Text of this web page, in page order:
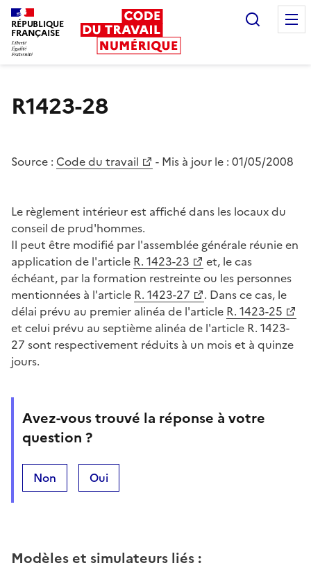
RÉPUBLIQUE
FRANÇAISE
R1423-28
Source : Code du travail - Mis à jour le : 01/05/2008
Le règlement intérieur est affiché dans les locaux du
conseil de prud'hommes.
Il peut être modifié par l'assemblée générale réunie en
application de l'article R. 1423-23
et, le cas
échéant, par la formation restreinte ou les personnes
mentionnées à l'article R. 1423-27
. Dans ce cas, le
délai prévu au premier alinéa de l'article R. 1423-25
et celui prévu au septième alinéa de l'article R. 1423-
27 sont respectivement réduits à un mois et à quinze
jours.
Avez-vous trouvé la réponse à votre
question ?
Non Oui
Modèles et simulateurs liés :